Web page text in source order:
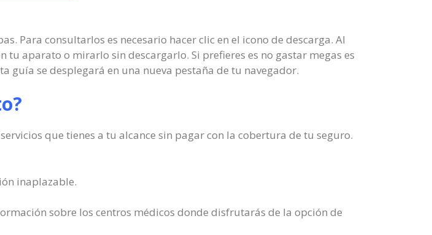
Para consultarlos es necesario hacer clic en el icono de descarga. Al
tu aparato o mirarlo sin descargarlo. Si prefieres es no gastar megas es
guía se desplegará en una nueva pestaña de tu navegador.
que tienes a tu alcance sin pagar con la cobertura de tu seguro.
inaplazable.
sobre los centros médicos donde disfrutarás de la opción de